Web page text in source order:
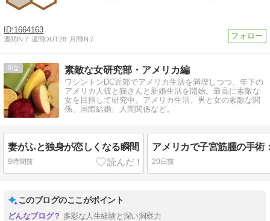
1664163
週間IN:7 週間OUT:28 月間IN:7
8 素敵な女研究部・アメリカ編
ワシントンDC近郊でアメリカ生活を満喫しつつ、年下の
アメリカ人彼と猫さんと新婚生活を開始。最高に素敵な
女を目指して研究中。アメリカ生活、男と女の素敵な関
係、国際結婚、人間関係など。
妻がふと独身が恋しくなる瞬間
9時間前 20日前
このブログのここがポイント
多彩な人生経験と深い洞察力